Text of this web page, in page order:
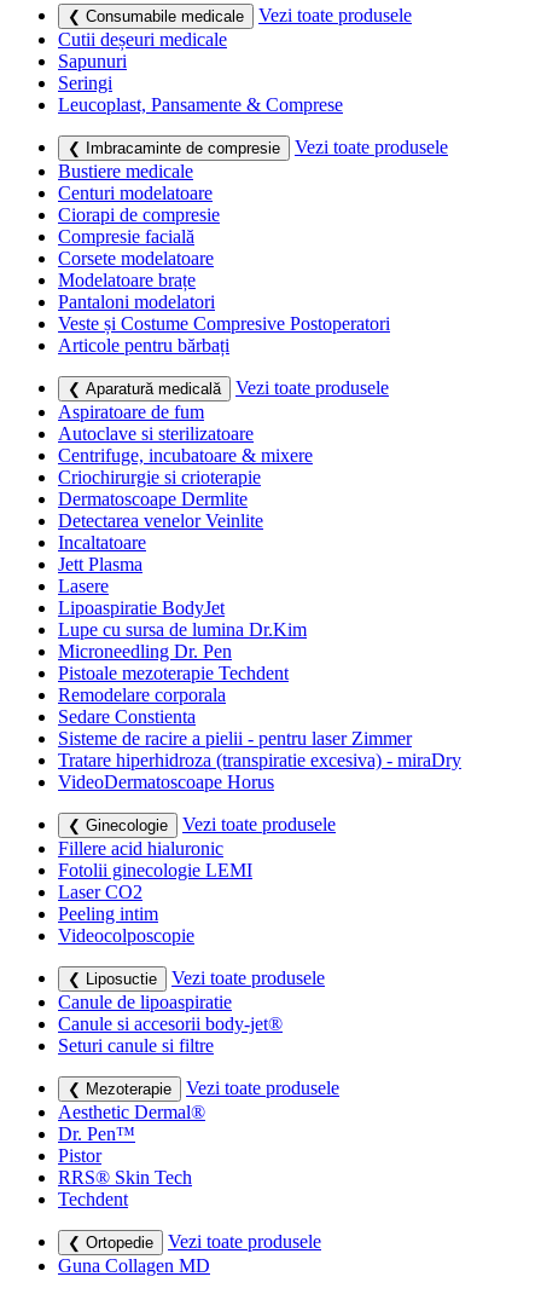
❮ Consumabile medicale
Vezi toate produsele
Cutii deșeuri medicale
Sapunuri
Seringi
Leucoplast, Pansamente & Comprese
❮ Imbracaminte de compresie
Vezi toate produsele
Bustiere medicale
Centuri modelatoare
Ciorapi de compresie
Compresie facială
Corsete modelatoare
Modelatoare brațe
Pantaloni modelatori
Veste și Costume Compresive Postoperatori
Articole pentru bărbați
❮ Aparatură medicală
Vezi toate produsele
Aspiratoare de fum
Autoclave si sterilizatoare
Centrifuge, incubatoare & mixere
Criochirurgie si crioterapie
Dermatoscoape Dermlite
Detectarea venelor Veinlite
Incaltatoare
Jett Plasma
Lasere
Lipoaspiratie BodyJet
Lupe cu sursa de lumina Dr.Kim
Microneedling Dr. Pen
Pistoale mezoterapie Techdent
Remodelare corporala
Sedare Constienta
Sisteme de racire a pielii - pentru laser Zimmer
Tratare hiperhidroza (transpiratie excesiva) - miraDry
VideoDermatoscoape Horus
❮ Ginecologie
Vezi toate produsele
Fillere acid hialuronic
Fotolii ginecologie LEMI
Laser CO2
Peeling intim
Videocolposcopie
❮ Liposuctie
Vezi toate produsele
Canule de lipoaspiratie
Canule si accesorii body-jet®
Seturi canule si filtre
❮ Mezoterapie
Vezi toate produsele
Aesthetic Dermal®
Dr. Pen™
Pistor
RRS® Skin Tech
Techdent
❮ Ortopedie
Vezi toate produsele
Guna Collagen MD